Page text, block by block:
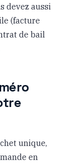
devez aussi
(facture
de bail
unique,
en